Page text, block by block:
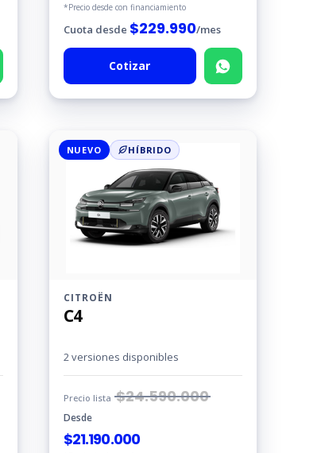
*Precio desde con financiamiento
Cuota desde $229.990/mes
Cotizar
NUEVO HÍBRIDO
CITROËN
C4
2 versiones disponibles
Precio lista $24.590.000
Desde
$21.190.000